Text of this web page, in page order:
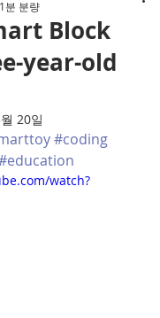
Block
year-old
1분 분량
20일
#coding
watch?